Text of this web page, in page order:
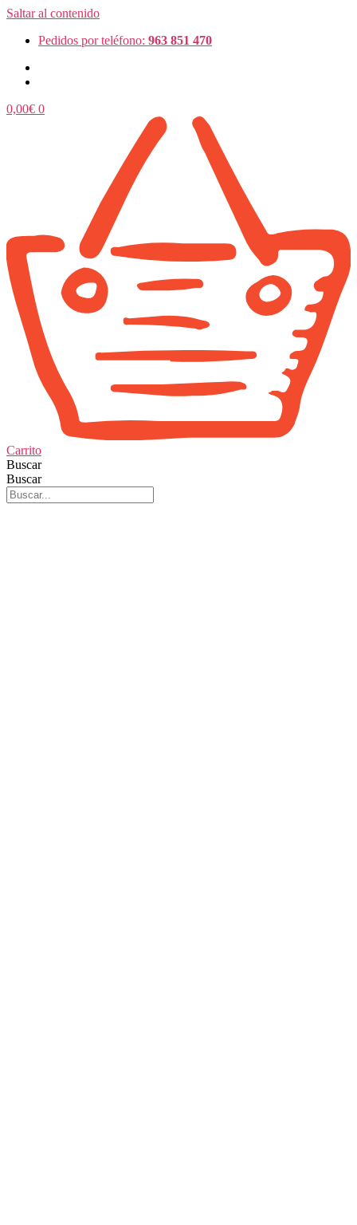
Saltar al contenido
Pedidos por teléfono: 963 851 470
0,00€ 0
Carrito
Buscar
Buscar